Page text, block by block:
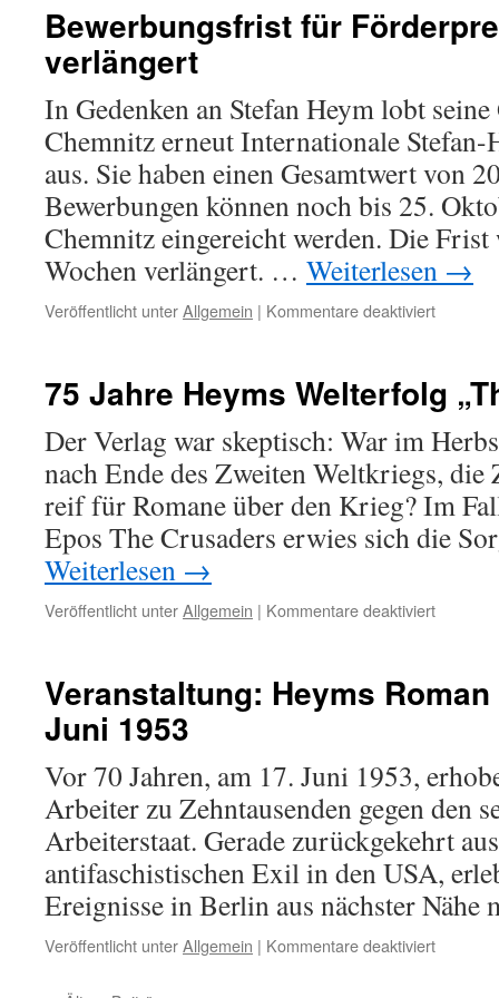
Egmont
Bewerbungsfrist für
verlängert
In Gedenken an Stefan Heym lobt
Chemnitz erneut Internationale
aus. Sie haben einen Gesamtwert von
Bewerbungen können noch bis 25.
Chemnitz eingereicht werden. Die
Wochen verlängert. … Weiterlesen →
Veröffentlicht unterAllgemein | Kommentare deaktiviertfür
bis
75 Jahre Heyms Welterfolg
Der Verlag war skeptisch: War im
nach Ende des Zweiten Weltkriegs, die
reif für Romane über den Krieg? Im
Epos The Crusaders erwies sich die
Weiterlesen →
Veröffentlicht unterAllgemein | Kommentare deaktiviertfür
Veranstaltung: Heyms
Juni 1953
Vor 70 Jahren, am 17. Juni 1953,
Arbeiter zu Zehntausenden gegen den
Arbeiterstaat. Gerade zurückgekehrt
antifaschistischen Exil in den USA,
Ereignisse in Berlin aus nächster
Veröffentlicht unterAllgemein | Kommentare deaktiviertfür